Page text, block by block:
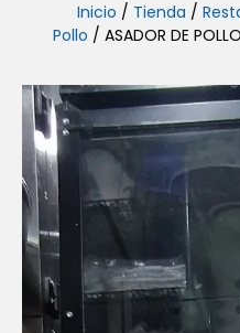
Inicio / Tienda /
Pollo / ASADOR DE